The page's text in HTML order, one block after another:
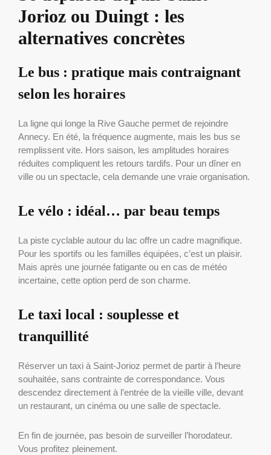
Jorioz ou Duingt : les
alternatives concrètes
Le bus : pratique mais contraignant
selon les horaires
La ligne qui longe la Rive Gauche permet de rejoindre
Annecy. En été, la fréquence augmente, mais les bus se
remplissent vite. Hors saison, les amplitudes horaires
réduites compliquent les retours tardifs. Pour un dîner en
ville ou un spectacle, cela demande une vraie organisation.
Le vélo : idéal… par beau temps
La piste cyclable autour du lac offre un cadre magnifique.
Pour les sportifs ou les familles équipées, c’est un plaisir.
Mais après une journée fatigante ou en cas de météo
incertaine, cette option perd de son charme.
Le taxi local : souplesse et
tranquillité
Réserver un taxi à Saint-Jorioz permet de partir à l’heure
souhaitée, sans contrainte de correspondance. Vous
descendez directement à l’entrée de la vieille ville, devant
un restaurant, un cinéma ou une salle de spectacle.
En fin de journée, pas besoin de surveiller l’horodateur.
Vous profitez pleinement.